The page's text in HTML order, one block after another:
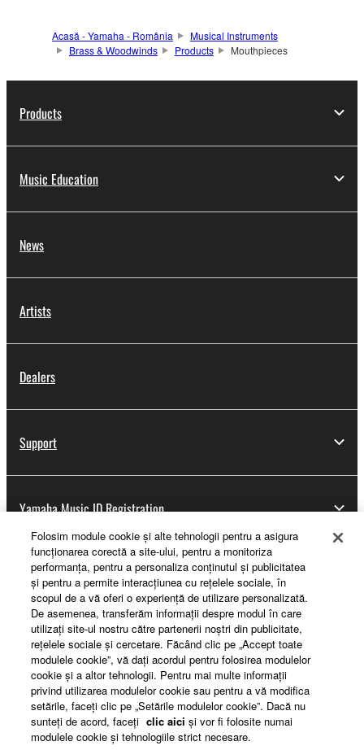
Acasă - Yamaha - România
Musical Instruments
Brass & Woodwinds
Products Mouthpieces
Products
Music Education
News
Artists
Dealers
Support
Yamaha Music ID Registration
About Yamaha
România - English
Business
Folosim module cookie şi alte tehnologii pentru a asigura
funcţionarea corectă a site-ului, pentru a monitoriza
performanţa, pentru a personaliza conţinutul şi publicitatea
şi pentru a permite interacţiunea cu reţelele sociale, în
scopul de a vă oferi o experienţă de utilizare personalizată.
De asemenea, transferăm informaţii despre modul în care
utilizaţi site-ul nostru către partenerii noştri din publicitate,
reţelele sociale şi cercetare. Făcând clic pe „Accept toate
modulele cookie”, vă daţi acordul pentru folosirea modulelor
cookie şi a altor tehnologii. Pentru mai multe informaţii
privind utilizarea modulelor cookie sau pentru a vă modifica
setările, faceţi clic pe „Setările modulelor cookie”. Dacă nu
sunteţi de acord, faceţi clic aici şi vor fi folosite numai
modulele cookie şi tehnologiile strict necesare.